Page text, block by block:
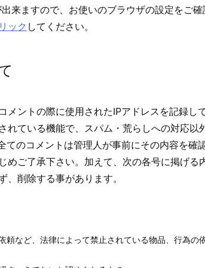
来ますので、お使いのブラウザの設定をご確
ック してください。
メントの際に使用されたIPアドレスを記録し
れている機能で、スパム・荒らしへの対応以
てのコメントは管理人が事前にその内容を確
めご了承下さい。加えて、次の各号に掲げる
削除する事があります。
など、法律によって禁止されている物品、行為の